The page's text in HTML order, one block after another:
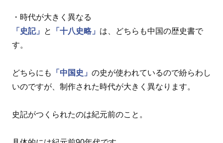
・時代が大きく異なる
「史記」
と 「十八史略」 は、どちらも中国の歴史書で
す。
どちらにも 「中国史」 の史が使われているので紛らわし
いのですが、制作された時代が大きく異なります。
史記がつくられたのは紀元前のこと。